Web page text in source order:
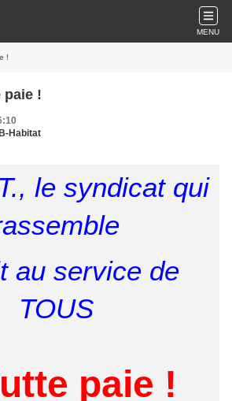
MENU
!
paie !
Habitat
le syndicat qui
au service de
TOUS
paie !